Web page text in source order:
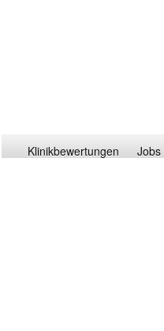
Klinikbewertungen Jobs